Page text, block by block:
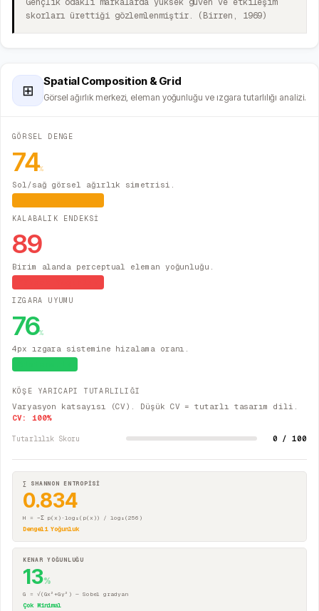
skorları ürettiği gözlemlenmiştir. (Birren, 1969)
⊞
Spatial Composition & Grid
Görsel ağırlık merkezi, eleman yoğunluğu ve ızgara tutarlılığı analizi.
GÖRSEL DENGE
74%
Sol/sağ görsel ağırlık simetrisi.
KALABALIK ENDEKSİ
89
Birim alanda perceptual eleman yoğunluğu.
IZGARA UYUMU
76%
4px ızgara sistemine hizalama oranı.
KÖŞE YARICAPI TUTARLILIĞI
Varyasyon katsayısı (CV). Düşük CV = tutarlı tasarım dili.
CV: 100%
Tutarlılık Skoru 0 / 100
∑ SHANNON ENTROPİSİ
0.834
H = −Σ p(x)·log₂(p(x)) / log₂(256)
Dengeli Yoğunluk
KENAR YOĞUNLUĞU
13%
G = √(Gx²+Gy²) — Sobel gradyan
Çok Minimal